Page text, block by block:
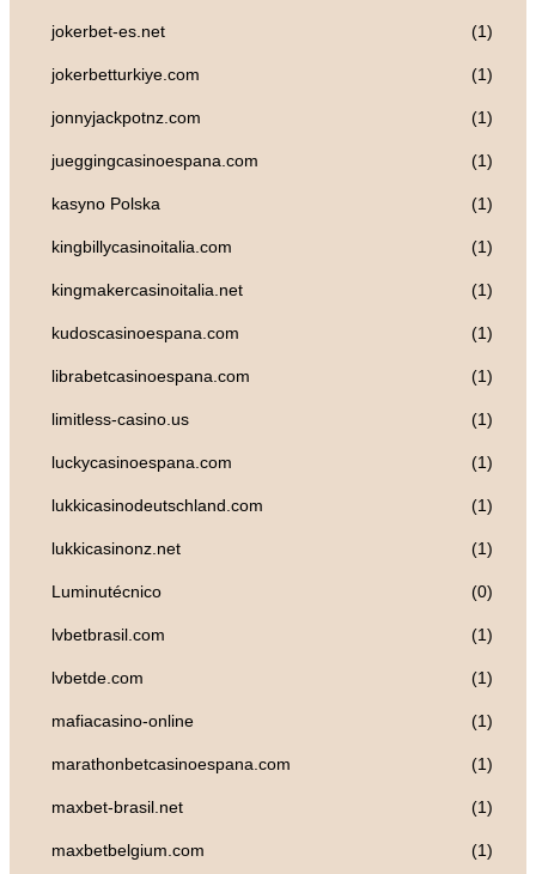
jokerbet-es.net (1)
jokerbetturkiye.com (1)
jonnyjackpotnz.com (1)
jueggingcasinoespana.com (1)
kasyno Polska (1)
kingbillycasinoitalia.com (1)
kingmakercasinoitalia.net (1)
kudoscasinoespana.com (1)
librabetcasinoespana.com (1)
limitless-casino.us (1)
luckycasinoespana.com (1)
lukkicasinodeutschland.com (1)
lukkicasinonz.net (1)
Luminutécnico (0)
lvbetbrasil.com (1)
lvbetde.com (1)
mafiacasino-online (1)
marathonbetcasinoespana.com (1)
maxbet-brasil.net (1)
maxbetbelgium.com (1)